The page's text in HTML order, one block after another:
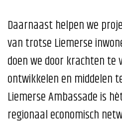
Daarnaast helpen we
van trotse Liemerse
doen we door krachten
ontwikkelen en middelen
Liemerse Ambassade is
regionaal economisch